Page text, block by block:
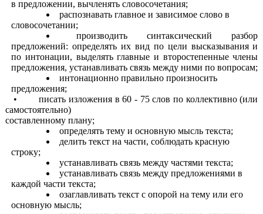
в предложении, вычленять словосочетания;
распознавать главное и зависимое слово в
словосочетании;
производить синтаксический разбор
предложений: определять их вид по цели высказывания и
по интонации, выделять главные и второстепенные члены
предложения, устанавливать связь между ними по вопросам;
интонационно правильно произносить
предложения;
• писать изложения в 60 - 75 слов по коллективно (или
самостоятельно)
составленному плану;
определять тему и основную мысль текста;
делить текст на части, соблюдать красную
строку;
устанавливать связь между частями текста;
устанавливать связь между предложениями в
каждой части текста;
озаглавливать текст с опорой на тему или его
основную мысль;